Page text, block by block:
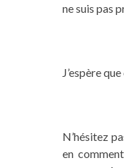
ne suis pas
J’espère
N’hésitez
en